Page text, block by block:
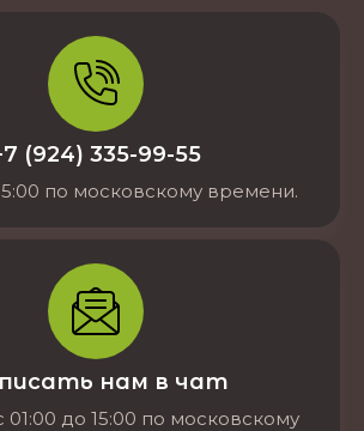
(924) 335-99-55
по московскому времени.
нам в чат
01:00 до 15:00 по московскому